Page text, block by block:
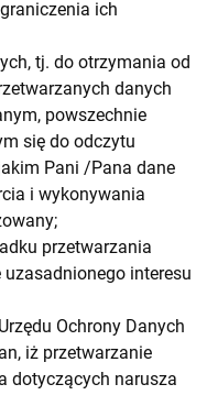
ich
tj. do otrzymania od
danych
powszechnie
się do odczytu
Pani /Pana dane
i wykonywania
przetwarzania
interesu
Ochrony Danych
iż przetwarzanie
dotyczących narusza